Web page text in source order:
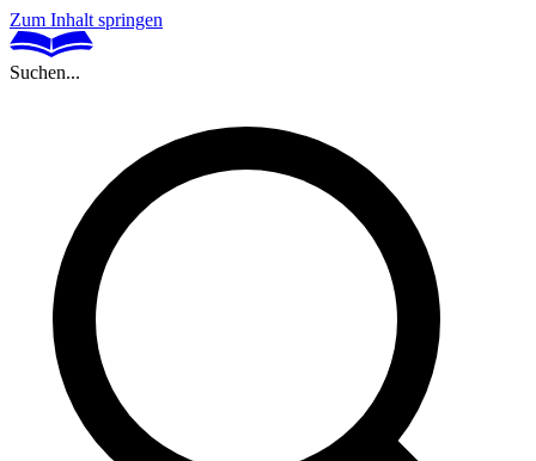
Zum Inhalt springen
Suchen...